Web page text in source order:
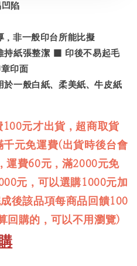
陷
非一般印台所能比擬
持紙張整潔 ■ 印後不易起毛
印面
一般白紙、柔美紙、牛皮紙
元才出貨，超商取貨
元免運費(出貨時後台會
運費60元，滿2000元免
元，可以選購1000元加
後該品項每商品回饋100
回購的，可以不用瀏覽)